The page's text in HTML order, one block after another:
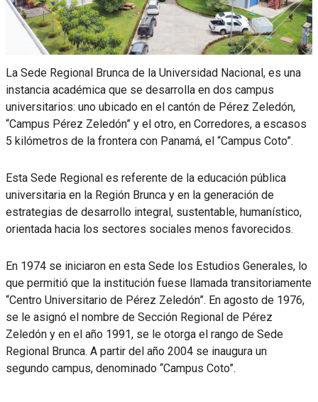
La Sede Regional Brunca de la Universidad Nacional, es una
instancia académica que se desarrolla en dos campus
universitarios: uno ubicado en el cantón de Pérez Zeledón,
“Campus Pérez Zeledón” y el otro, en Corredores, a escasos
5 kilómetros de la frontera con Panamá, el “Campus Coto”.
Esta Sede Regional es referente de la educación pública
universitaria en la Región Brunca y en la generación de
estrategias de desarrollo integral, sustentable, humanístico,
orientada hacia los sectores sociales menos favorecidos.
En 1974 se iniciaron en esta Sede los Estudios Generales, lo
que permitió que la institución fuese llamada transitoriamente
“Centro Universitario de Pérez Zeledón”. En agosto de 1976,
se le asignó el nombre de Sección Regional de Pérez
Zeledón y en el año 1991, se le otorga el rango de Sede
Regional Brunca. A partir del año 2004 se inaugura un
segundo campus, denominado “Campus Coto”.